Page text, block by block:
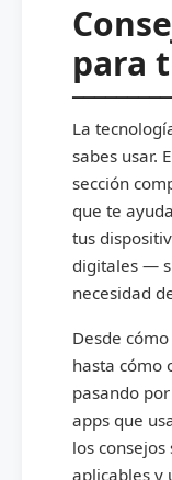
para
La
sabes usar.
sección
que te
tus
digitales —
necesidad
Desde
hasta cómo
pasando
apps que
los
aplicables y